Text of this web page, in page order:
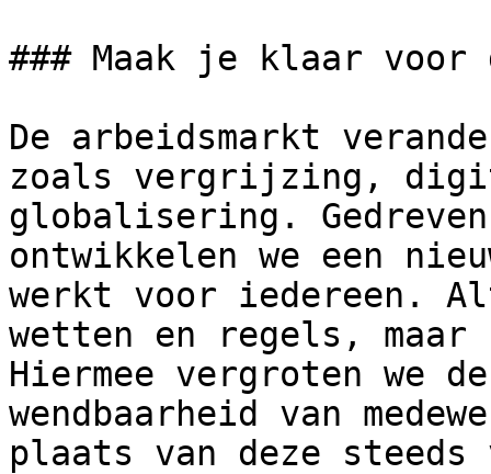
### Maak je klaar voor
De arbeidsmarkt
zoals vergrijzing,
globalisering.
ontwikkelen we een
werkt voor iedereen.
wetten en regels, maar
Hiermee vergroten
wendbaarheid van
plaats van deze